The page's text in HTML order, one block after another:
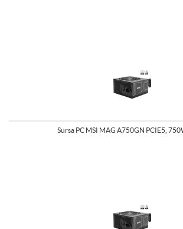
Sursa PC MSI MAG A750GN PCIE5,